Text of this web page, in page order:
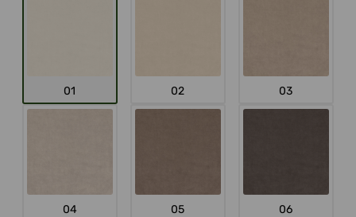
01 02 03
04 05 06